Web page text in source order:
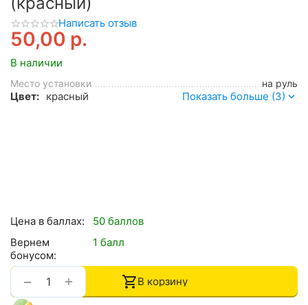
Написать отзыв
50,00 р.
В наличии
Место установки на руль
Цвет: красный Показать больше (3)
Цена в баллах:
50 баллов
Вернем
бонусом:
1 балл
+
− В корзину